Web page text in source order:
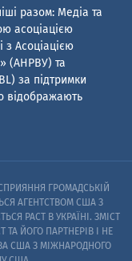
разом: Медіа та
асоціацією
з Асоціацією
(АНРВУ) та
за підтримки
відображають
ГРОМАДСЬКІЙ
АГЕНТСТВОМ США З
PACT В УКРАЇНІ. ЗМІСТ
ТА ЙОГО ПАРТНЕРІВ I НЕ
США З МІЖНАРОДНОГО